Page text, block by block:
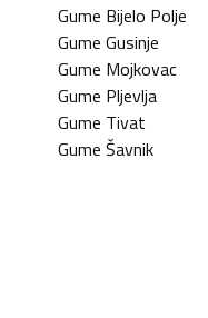
Gume Bijelo Polje
Gume Gusinje
Gume Mojkovac
Gume Pljevlja
Gume Tivat
Gume Šavnik